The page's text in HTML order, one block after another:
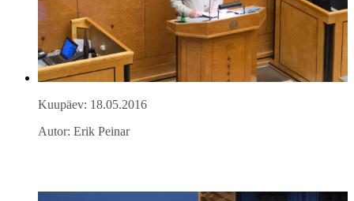
Kuupäev: 18.05.2016
Autor: Erik Peinar